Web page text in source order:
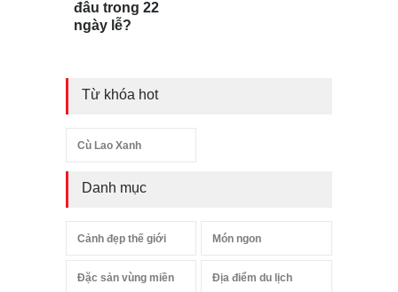
đâu trong 22
ngày lễ?
Từ khóa hot
Cù Lao Xanh
Danh mục
Cảnh đẹp thế giới Món ngon
Đặc sản vùng miền Địa điểm du lịch